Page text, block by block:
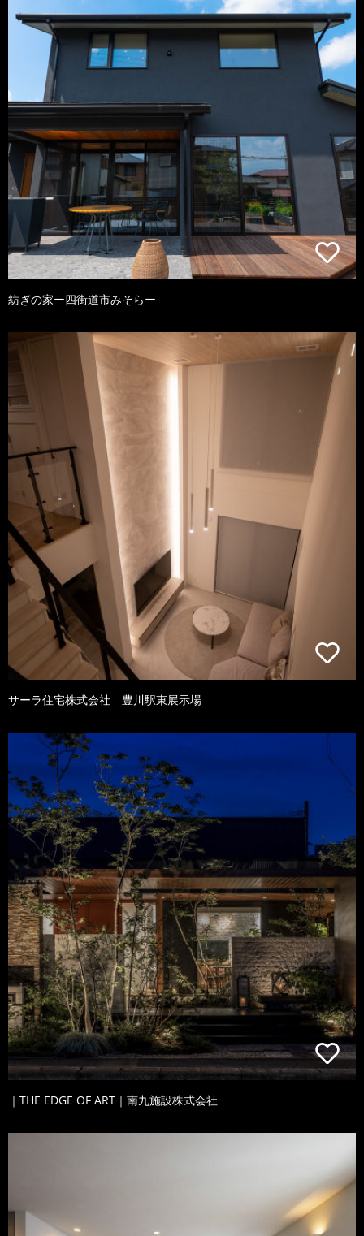
紡ぎの家ー四街道市みそらー
サーラ住宅株式会社 豊川駅東展示場
｜THE EDGE OF ART｜南九施設株式会社